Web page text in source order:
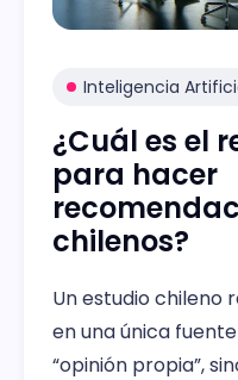
Inteligencia
¿Cuál es el
para hacer
chilenos?
Un estudio chileno
en una única
“opinión propia”,